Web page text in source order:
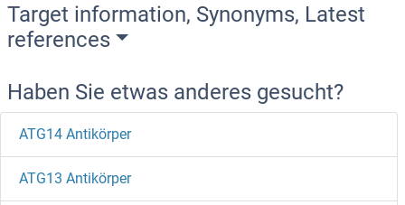
Target information, Synonyms, Latest
references
Haben Sie etwas anderes gesucht?
ATG14 Antikörper
ATG13 Antikörper